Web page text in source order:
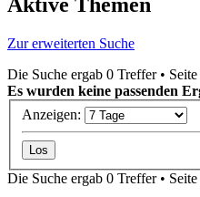
Aktive Themen
Zur erweiterten Suche
Die Suche ergab 0 Treffer • Seite
Es wurden keine passenden
Anzeigen:
Die Suche ergab 0 Treffer • Seite